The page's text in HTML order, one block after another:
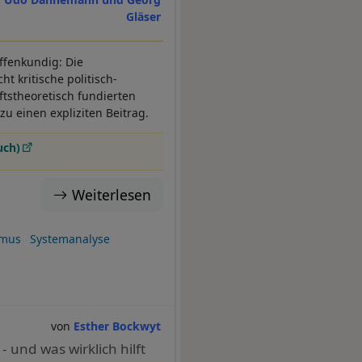
Gläser
Die
kritische politisch-
fundierten
einen expliziten Beitrag.
Weiterlesen
Systemanalyse
Esther Bockwyt
und was wirklich hilft